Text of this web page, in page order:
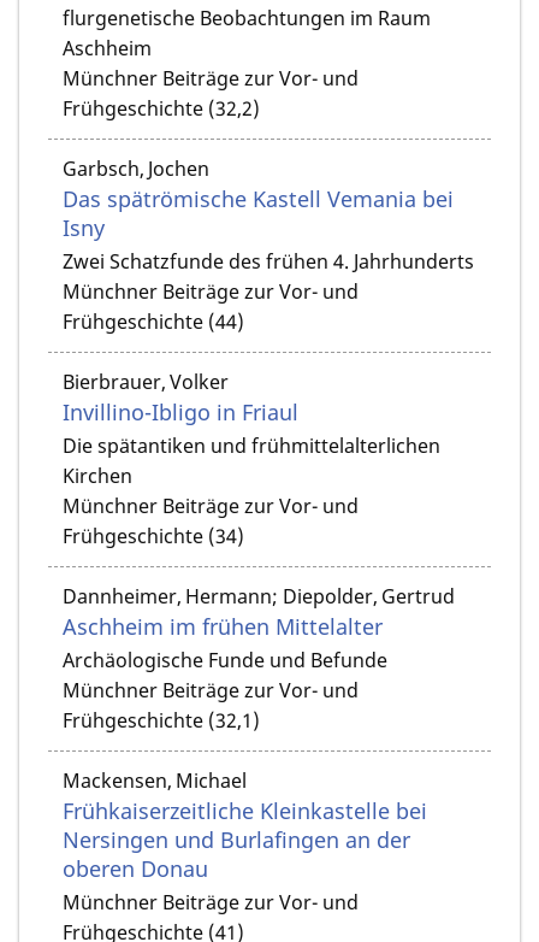
flurgenetische Beobachtungen im Raum
Aschheim
Münchner Beiträge zur Vor- und
Frühgeschichte (32,2)
Garbsch, Jochen
Das spätrömische Kastell Vemania bei
Isny
Zwei Schatzfunde des frühen 4. Jahrhunderts
Münchner Beiträge zur Vor- und
Frühgeschichte (44)
Bierbrauer, Volker
Invillino-Ibligo in Friaul
Die spätantiken und frühmittelalterlichen
Kirchen
Münchner Beiträge zur Vor- und
Frühgeschichte (34)
Dannheimer, Hermann; Diepolder, Gertrud
Aschheim im frühen Mittelalter
Archäologische Funde und Befunde
Münchner Beiträge zur Vor- und
Frühgeschichte (32,1)
Mackensen, Michael
Frühkaiserzeitliche Kleinkastelle bei
Nersingen und Burlafingen an der
oberen Donau
Münchner Beiträge zur Vor- und
Frühgeschichte (41)